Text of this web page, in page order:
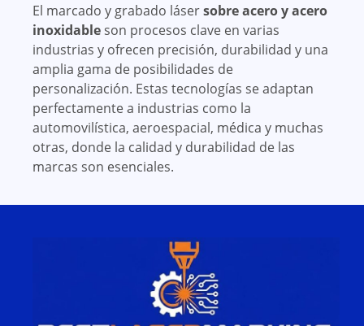
El marcado y grabado lásersobre acero y acero
inoxidableson procesos clave en varias
industrias y ofrecen precisión, durabilidad y una
amplia gama de posibilidades de
personalización. Estas tecnologías se adaptan
perfectamente a industrias como la
automovilística, aeroespacial, médica y muchas
otras, donde la calidad y durabilidad de las
marcas son esenciales.